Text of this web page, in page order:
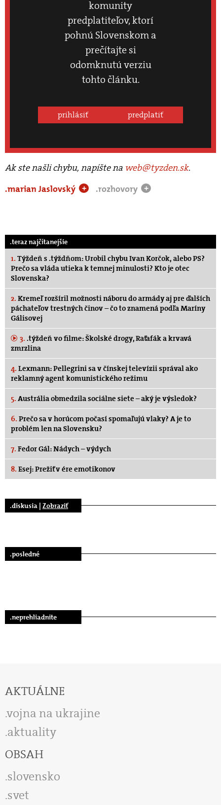
komunity
predplatiteľov, ktorí
pohnú Slovenskom a
prečítajte si
odomknutú verziu
tohto článku.
prihlásiť predplatiť
Ak ste našli chybu, napíšte na web@tyzden.sk.
.marian Jaslovský
+ .rozhovory +
.teraz najčítanejšie
1. Týždeň s .týždňom: Urobil chybu Ivan Korčok, alebo PS?
Prečo sa vláda utieka k temnej minulosti? Kto je otec
Slovenska?
2. Kremeľ rozšíril možnosti náboru do armády aj pre ďalších
páchateľov trestných činov – čo to znamená podľa Maríny
Gálisovej
3. .týždeň vo filme: Školské drogy, Raťafák a krvavá
zmrzlina
4. Lexmann: Pellegrini sa v čínskej televízii správal ako
reklamný agent komunistického režimu
5. Austrália obmedzila sociálne siete – aký je výsledok?
6. Prečo sa v horúcom počasí spomaľujú vlaky? A je to
problém len na Slovensku?
7. Fedor Gál: Nádych – výdych
8. Esej: Prežiť v ére emotikonov
.diskusia | Zobraziť
.posledné
.neprehliadnite
AKTUÁLNE
vojna na ukrajine
aktuality
OBSAH
slovensko
svet